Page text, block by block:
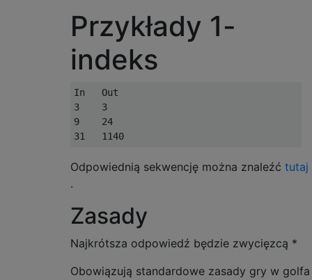
Przykłady 1-
indeks
In   Out
3    3
9    24
Odpowiednią sekwencję można znaleźć tutaj
.
Zasady
Najkrótsza odpowiedź będzie zwycięzcą *
Obowiązują standardowe zasady gry w golfa